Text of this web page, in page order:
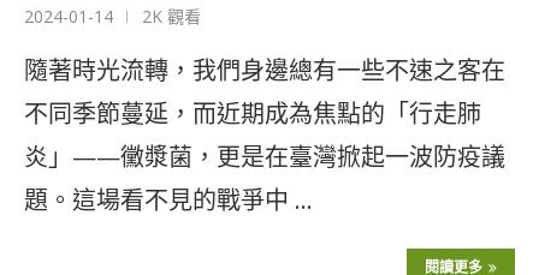
2024-01-14 2K 觀看
隨著時光流轉，我們身邊總有一些不速之客在
不同季節蔓延，而近期成為焦點的「行走肺
炎」——黴漿菌，更是在臺灣掀起一波防疫議
題。這場看不見的戰爭中 …
閱讀更多